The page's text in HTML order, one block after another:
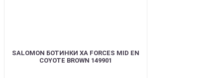
SALOMON БОТИНКИ XA FORCES MID EN
COYOTE BROWN 149901